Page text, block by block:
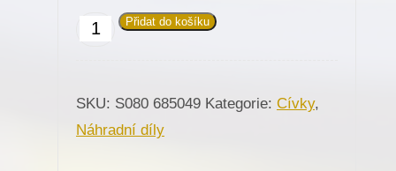
685049
nitě
chapač
Přidat do košíku
SKU: S080 685049 Kategorie: Cívky,
Náhradní díly